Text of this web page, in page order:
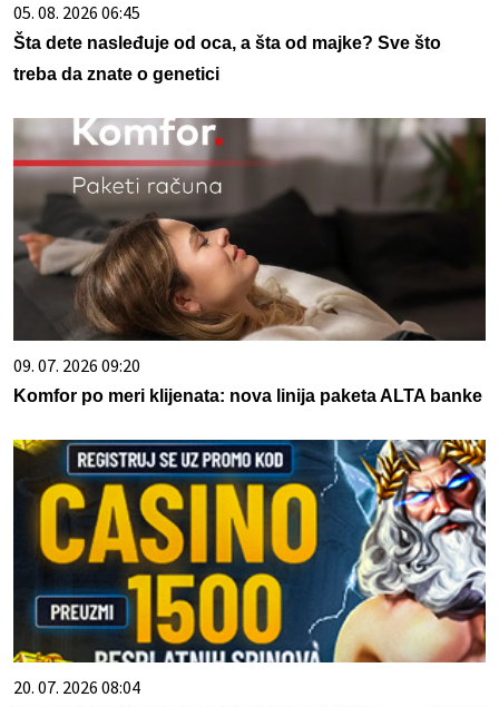
05. 08. 2026 06:45
Šta dete nasleđuje od oca, a šta od majke? Sve što
treba da znate o genetici
09. 07. 2026 09:20
Komfor po meri klijenata: nova linija paketa ALTA banke
20. 07. 2026 08:04